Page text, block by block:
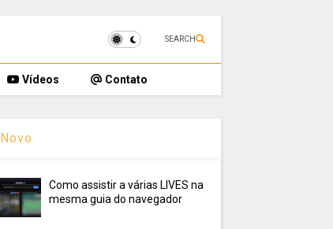
SEARCH
Vídeos Contato
Novo
Como assistir a várias LIVES na
mesma guia do navegador